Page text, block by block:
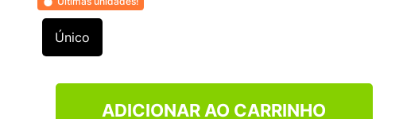
Único
ADICIONAR AO CARRINHO
NEW BALANCE 204L